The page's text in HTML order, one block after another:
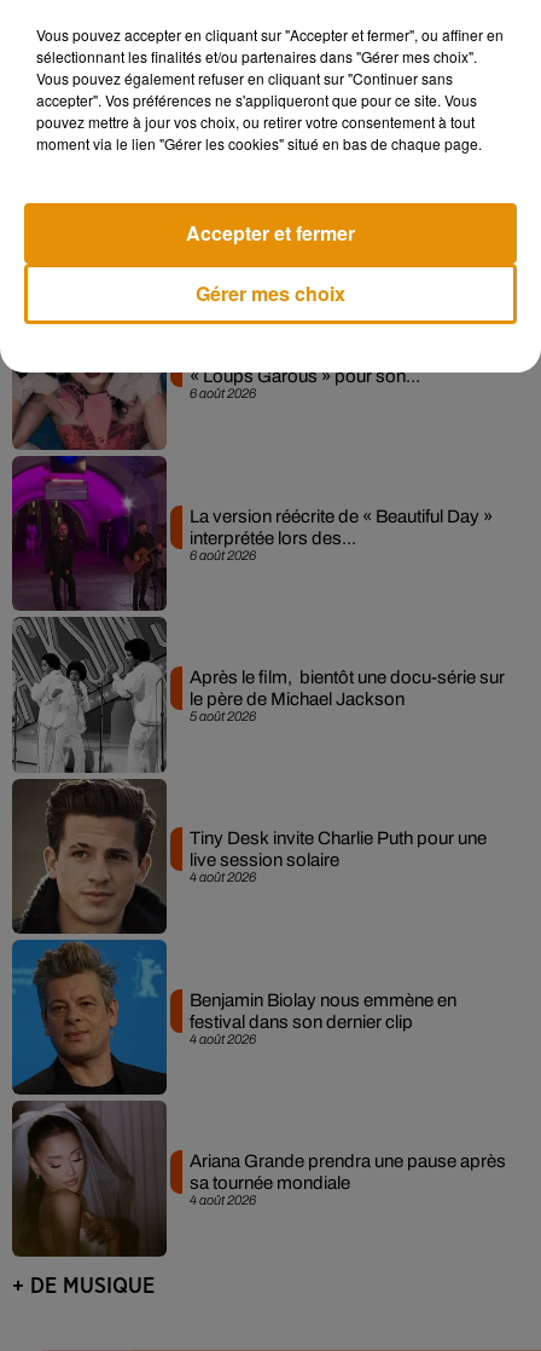
Musique
6 août 2026
« Loups Garous » pour son...
6 août 2026
La version réécrite de « Beautiful Day »
interprétée lors des...
5 août 2026
Après le film, bientôt une docu-série sur
le père de Michael Jackson
4 août 2026
Tiny Desk invite Charlie Puth pour une
live session solaire
4 août 2026
Benjamin Biolay nous emmène en
festival dans son dernier clip
4 août 2026
Ariana Grande prendra une pause après
sa tournée mondiale
+ DE MUSIQUE
Vous pouvez accepter en cliquant sur "Accepter et fermer", ou affiner en
sélectionnant les finalités et/ou partenaires dans "Gérer mes choix".
Vous pouvez également refuser en cliquant sur "Continuer sans
accepter". Vos préférences ne s'appliqueront que pour ce site. Vous
pouvez mettre à jour vos choix, ou retirer votre consentement à tout
moment via le lien "Gérer les cookies" situé en bas de chaque page.
Gérer mes choix
Accepter et fermer